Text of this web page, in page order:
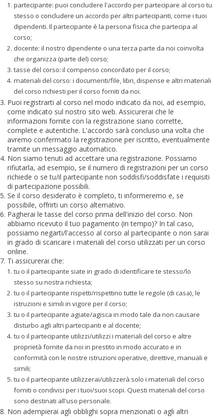
partecipante: puoi concludere l'accordo per partecipare al corso tu
stesso o concludere un accordo per altri partecipanti, come i tuoi
dipendenti. Il partecipante è la persona fisica che partecipa al
corso;
docente: il nostro dipendente o una terza parte da noi coinvolta
che organizza (parte del) corso;
tasse del corso: il compenso concordato per il corso;
materiali del corso: i documenti/file, libri, dispense e altri materiali
del corso richiesti per il corso forniti da noi.
Puoi registrarti al corso nel modo indicato da noi, ad esempio,
come indicato sul nostro sito web. Assicurerai che le
informazioni fornite con la registrazione siano corrette,
complete e autentiche. L'accordo sarà concluso una volta che
avremo confermato la registrazione per iscritto, eventualmente
tramite un messaggio automatico.
Non siamo tenuti ad accettare una registrazione. Possiamo
rifiutarla, ad esempio, se il numero di registrazioni per un corso
richiede o se tu/il partecipante non soddisfi/soddisfate i requisiti
di partecipazione possibili.
Se il corso desiderato è completo, ti informeremo e, se
possibile, offrirti un corso alternativo.
Pagherai le tasse del corso prima dell'inizio del corso. Non
abbiamo ricevuto il tuo pagamento (in tempo)? In tal caso,
possiamo negarti/l'accesso al corso al partecipante o non sarai
in grado di scaricare i materiali del corso utilizzati per un corso
online.
Ti assicurerai che:
tu o il partecipante siate in grado di identificare te stesso/lo
stesso su nostra richiesta;
tu o il partecipante rispetti/rispettino tutte le regole (di casa), le
istruzioni e simili in vigore per il corso;
tu o il partecipante agiate/agisca in modo tale da non causare
disturbo agli altri partecipanti e al docente;
tu o il partecipante utilizzi/utilizzi i materiali del corso e altre
proprietà fornite da noi in prestito in modo accurato e in
conformità con le nostre istruzioni operative, direttive, manuali e
simili;
tu o il partecipante utilizzerai/utilizzerà solo i materiali del corso
forniti o condivisi per i tuoi/suoi scopi. Questi materiali del corso
sono destinati all'uso personale.
Non adempierai agli obblighi sopra menzionati o agli altri